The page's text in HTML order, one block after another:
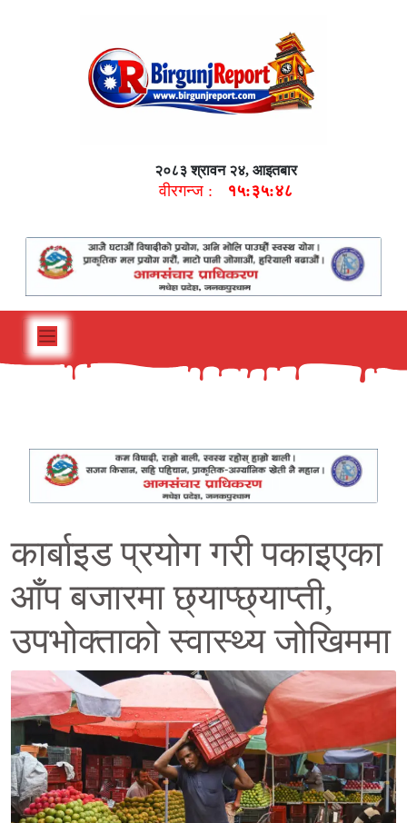
२०८३ श्रावन २४, आइतबार
वीरगन्ज : १५:३५:४९
कार्बाइड प्रयोग गरी पकाइएका
आँप बजारमा छ्याप्छ्याप्ती,
उपभोक्ताको स्वास्थ्य जोखिममा